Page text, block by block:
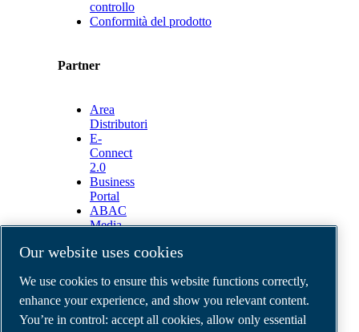
controllo
Conformità del prodotto
Partner
Area
Distributori
E-
Connect
2.0
Business
Portal
ABAC
Media
Legal & Privacy Notices
Order return form
Order claim form
Our website uses cookies
We use cookies to ensure this website functions correctly,
enhance your experience, and show you relevant content.
You’re in control: accept all cookies, allow only essential